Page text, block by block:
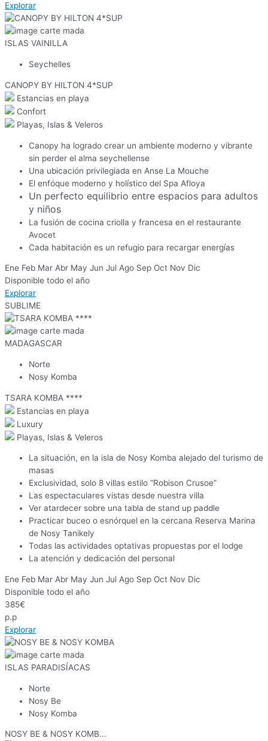
Explorar
ISLAS VAINILLA
Seychelles
CANOPY BY HILTON 4*SUP
Estancias en playa
Confort
Playas, Islas & Veleros
Canopy ha logrado crear un ambiente moderno y vibrante
sin perder el alma seychellense
Una ubicación privilegiada en Anse La Mouche
El enfóque moderno y holístico del Spa Afloya
Un perfecto equilibrio entre espacios para adultos
y niños
La fusión de cocina criolla y francesa en el restaurante
Avocet
Cada habitación es un refugio para recargar energías
Ene Feb Mar Abr May Jun Jul Ago Sep Oct Nov Dic
Disponible todo el año
Explorar
SUBLIME
MADAGASCAR
Norte
Nosy Komba
TSARA KOMBA ****
Estancias en playa
Luxury
Playas, Islas & Veleros
La situación, en la isla de Nosy Komba alejado del turismo de
masas
Exclusividad, solo 8 villas estilo “Robison Crusoe”
Las espectaculares vistas desde nuestra villa
Ver atardecer sobre una tabla de stand up paddle
Practicar buceo o esnórquel en la cercana Reserva Marina
de Nosy Tanikely
Todas las actividades optativas propuestas por el lodge
La atención y dedicación del personal
Ene Feb Mar Abr May Jun Jul Ago Sep Oct Nov Dic
Disponible todo el año
385€
p.p
Explorar
ISLAS PARADISÍACAS
Norte
Nosy Be
Nosy Komba
NOSY BE & NOSY KOMB...